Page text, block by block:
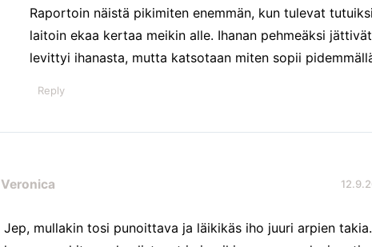
Raportoin näistä pikimiten enemmän, kun tulevat
laitoin ekaa kertaa meikin alle. Ihanan pehmeäksi
levittyi ihanasta, mutta katsotaan miten sopii
Reply
Veronica
Jep, mullakin tosi punoittava ja läikikäs iho juuri arpien